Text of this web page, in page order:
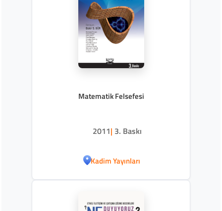
Matematik Felsefesi
2011| 3. Baskı
Kadim Yayınları